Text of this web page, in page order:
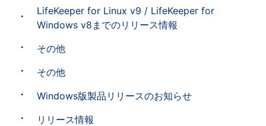
LifeKeeper for Linux v9 / LifeKeeper for
Windows v8までのリリース情報
その他
その他
Windows版製品リリースのお知らせ
リリース情報